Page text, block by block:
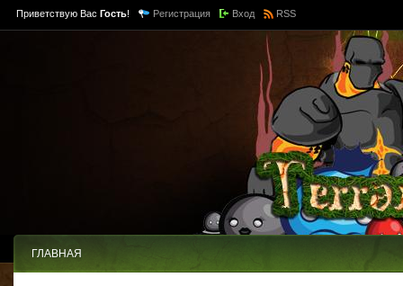
Приветствую Вас Гость! Регистрация Вход RSS
ГЛАВНАЯ